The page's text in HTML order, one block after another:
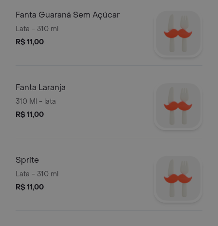
Fanta Guaraná Sem Açúcar
Lata - 310 ml
R$ 11,00
Fanta Laranja
310 Ml - lata
R$ 11,00
Sprite
Lata - 310 ml
R$ 11,00